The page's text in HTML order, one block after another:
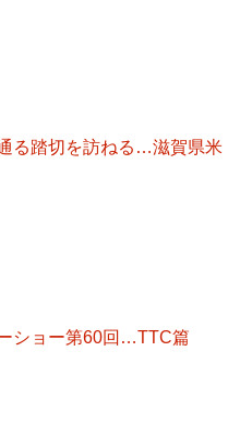
る踏切を訪ねる…滋賀県米
ショー第60回…TTC篇